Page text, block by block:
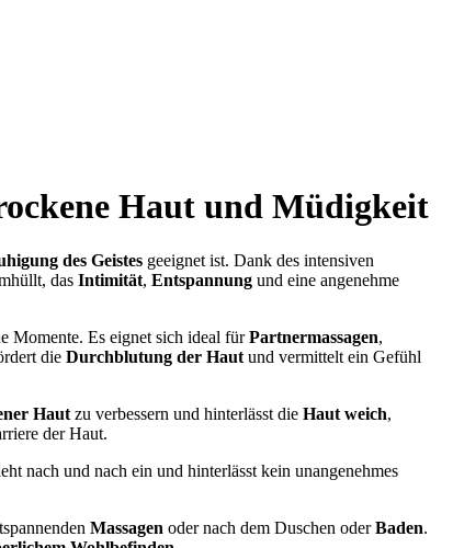
Haut und Müdigkeit
des Geistes geeignet ist. Dank des intensiven
das Intimität, Entspannung und eine angenehme
Momente. Es eignet sich ideal fürPartnermassagen,
die Durchblutung der Haut und vermittelt ein Gefühl
Haut zu verbessern und hinterlässt die Haut weich,
der Haut.
nach und nach ein und hinterlässt kein unangenehmes
Massagen oder nach dem Duschen oderBaden.